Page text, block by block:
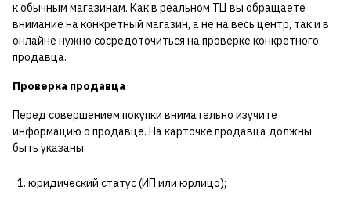
к обычным магазинам. Как в реальном ТЦ вы обращаете
внимание на конкретный магазин, а не на весь центр, так и в
онлайне нужно сосредоточиться на проверке конкретного
продавца.
Проверка продавца
Перед совершением покупки внимательно изучите
информацию о продавце. На карточке продавца должны
быть указаны:
юридический статус (ИП или юрлицо);